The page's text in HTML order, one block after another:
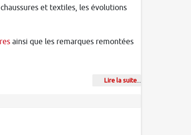
et textiles, les évolutions
ainsi que les remarques remontées
Lire la suite...